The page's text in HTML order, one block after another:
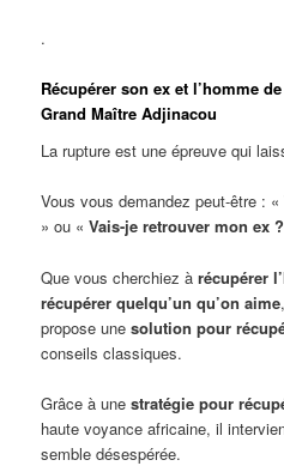
.
Récupérer son ex et l’homme
Grand Maître Adjinacou
La rupture est une épreuve qui
Vous vous demandez peut-être : «
» ou «Vais-je retrouver mon ex ?
Que vous cherchiez àrécupérer
récupérer quelqu’un qu’on aime
propose unesolution pour
conseils classiques.
Grâce à unestratégie pour
haute voyance africaine, il
semble désespérée.